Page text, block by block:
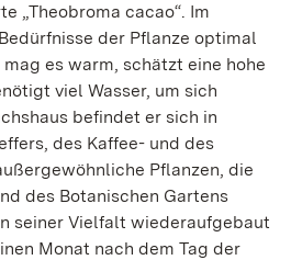
„Theobroma cacao“. Im
der Pflanze optimal
es warm, schätzt eine hohe
viel Wasser, um sich
befindet er sich in
des Kaffee- und des
Pflanzen, die
des Botanischen Gartens
seiner Vielfalt wiederaufgebaut
Monat nach dem Tag der